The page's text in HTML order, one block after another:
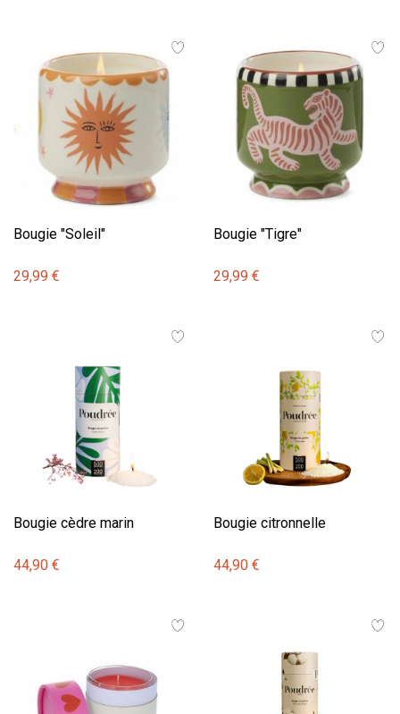
Bougie "Soleil"
29,99 €
Bougie "Tigre"
29,99 €
Bougie cèdre marin
44,90 €
Bougie citronnelle
44,90 €